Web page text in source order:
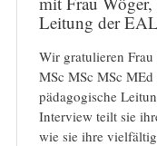
Leitung der
Wir gratulieren
MSc MSc MSc
pädagogische
Interview teilt sie
wie sie ihre